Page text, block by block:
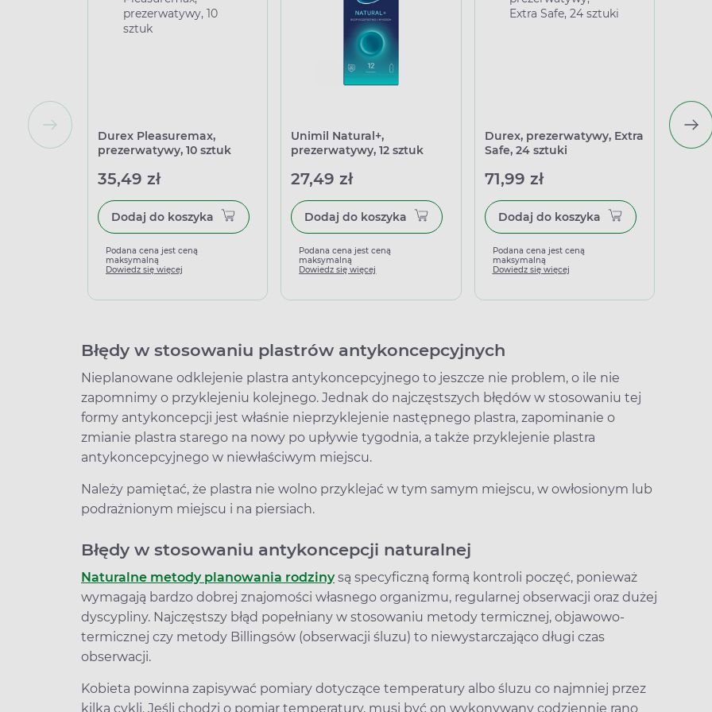
Durex Pleasuremax,
prezerwatywy, 10 sztuk
35,49 zł
Dodaj do koszyka
Podana cena jest ceną
maksymalną
Dowiedz się więcej
Unimil Natural+,
prezerwatywy, 12 sztuk
27,49 zł
Dodaj do koszyka
Podana cena jest ceną
maksymalną
Dowiedz się więcej
Durex, prezerwatywy, Extra
Safe, 24 sztuki
71,99 zł
Dodaj do koszyka
Podana cena jest ceną
maksymalną
Dowiedz się więcej
Błędy w stosowaniu plastrów antykoncepcyjnych
Nieplanowane odklejenie plastra antykoncepcyjnego to jeszcze nie problem, o ile nie
zapomnimy o przyklejeniu kolejnego. Jednak do najczęstszych błędów w stosowaniu tej
formy antykoncepcji jest właśnie nieprzyklejenie następnego plastra, zapominanie o
zmianie plastra starego na nowy po upływie tygodnia, a także przyklejenie plastra
antykoncepcyjnego w niewłaściwym miejscu.
Należy pamiętać, że plastra nie wolno przyklejać w tym samym miejscu, w owłosionym lub
podrażnionym miejscu i na piersiach.
Błędy w stosowaniu antykoncepcji naturalnej
Naturalne metody planowania rodzinysą specyficzną formą kontroli poczęć, ponieważ
wymagają bardzo dobrej znajomości własnego organizmu, regularnej obserwacji oraz dużej
dyscypliny. Najczęstszy błąd popełniany w stosowaniu metody termicznej, objawowo-
termicznej czy metody Billingsów (obserwacji śluzu) to niewystarczająco długi czas
obserwacji.
Kobieta powinna zapisywać pomiary dotyczące temperatury albo śluzu co najmniej przez
kilka cykli. Jeśli chodzi o pomiar temperatury, musi być on wykonywany codziennie rano